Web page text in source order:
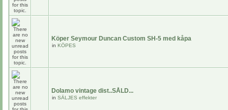
Köper Seymour Duncan Custom SH-5 med kåpa
in KÖPES
Dolamo vintage dist..SÅLD...
in SÄLJES effekter